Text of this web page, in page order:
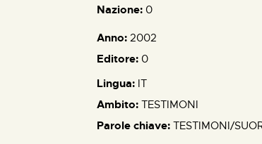
Nazione: 0
Anno: 2002
Editore: 0
Lingua: IT
Ambito: TESTIMONI
Parole chiave: TESTIMONI/